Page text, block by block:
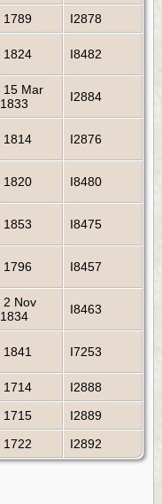
1789 I2878
1824 I8482
15 Mar
1833
I2884
1814 I2876
1820 I8480
1853 I8475
1796 I8457
2 Nov
1834
I8463
1841 I7253
1714
I2888
1715
I2889
1722 I2892